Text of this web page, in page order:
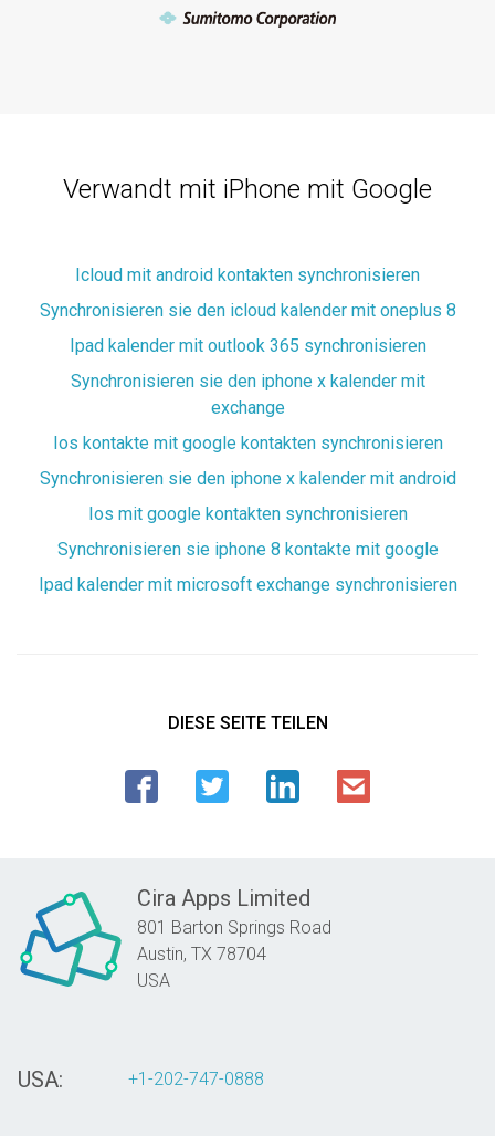
Verwandt mit iPhone mit Google
Icloud mit android kontakten synchronisieren
Synchronisieren sie den icloud kalender mit oneplus 8
Ipad kalender mit outlook 365 synchronisieren
Synchronisieren sie den iphone x kalender mit
exchange
Ios kontakte mit google kontakten synchronisieren
Synchronisieren sie den iphone x kalender mit android
Ios mit google kontakten synchronisieren
Synchronisieren sie iphone 8 kontakte mit google
Ipad kalender mit microsoft exchange synchronisieren
DIESE SEITE TEILEN
Cira Apps Limited
801 Barton Springs Road
Austin, TX 78704
USA
USA: +1-202-747-0888